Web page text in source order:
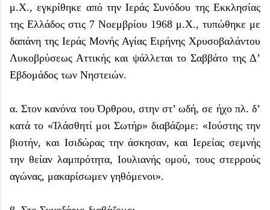
μ.Χ., εγκρίθηκε από την Ιεράς Συνόδου της Εκκλησίας
της Ελλάδος στις 7 Νοεμβρίου 1968 μ.Χ., τυπώθηκε με
δαπάνη της Ιεράς Μονής Αγίας Ειρήνης Χρυσοβαλάντου
Λυκοβρύσεως Αττικής και ψάλλεται το Σαββάτο της Δ’
Εβδομάδος των Νηστειών.
α. Στον κανόνα του Όρθρου, στην στ’ ωδή, σε ήχο πλ. δ’
κατά το «Ίλάσθητί μοι Σωτήρ» διαβάζομε: «Ιούστης την
βιοτήν, και Ισιδώρας την άσκησαν, και Ιερείας σεμνής
την θείαν λαμπρότητα, Ιουλιανής ομού, τους στερρούς
αγώνας, μακαρίσωμεν γηθόμενοι».